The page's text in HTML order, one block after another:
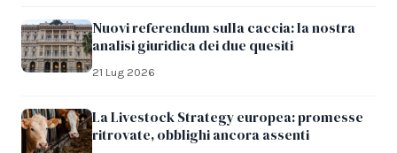
Nuovi referendum sulla caccia: la nostra
analisi giuridica dei due quesiti
21 Lug 2026
La Livestock Strategy europea: promesse
ritrovate, obblighi ancora assenti